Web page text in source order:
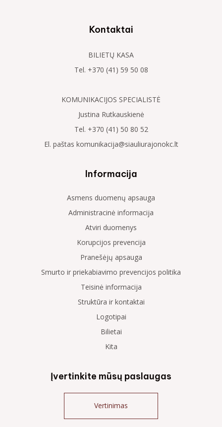
Kontaktai
BILIETŲ KASA
Tel. +370 (41) 59 50 08
KOMUNIKACIJOS SPECIALISTĖ
Justina Rutkauskienė
Tel. +370 (41) 50 80 52
El. paštas komunikacija@siauliurajonokc.lt
Informacija
Asmens duomenų apsauga
Administracinė informacija
Atviri duomenys
Korupcijos prevencija
Pranešėjų apsauga
Smurto ir priekabiavimo prevencijos politika
Teisinė informacija
Struktūra ir kontaktai
Logotipai
Bilietai
Kita
Įvertinkite mūsų paslaugas
Vertinimas